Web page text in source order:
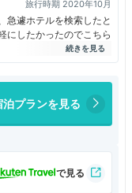
旅行時期 2020年10月
急遽ホテルを検索したと
にしたかったのでこちら
く、またお庭の木々の紅
お部屋の中でも広めな
ムはビジネスホテルの
辛かったですね。
の新鮮な空気を楽しめ
泊プランを見る